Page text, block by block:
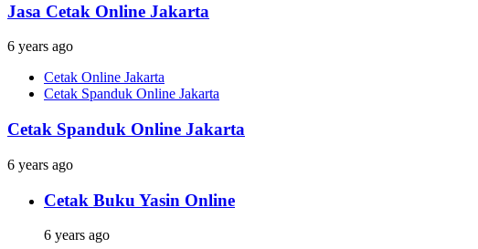
Jasa Cetak Online Jakarta
6 years ago
Cetak Online Jakarta
Cetak Spanduk Online Jakarta
Cetak Spanduk Online Jakarta
6 years ago
Cetak Buku Yasin Online
6 years ago